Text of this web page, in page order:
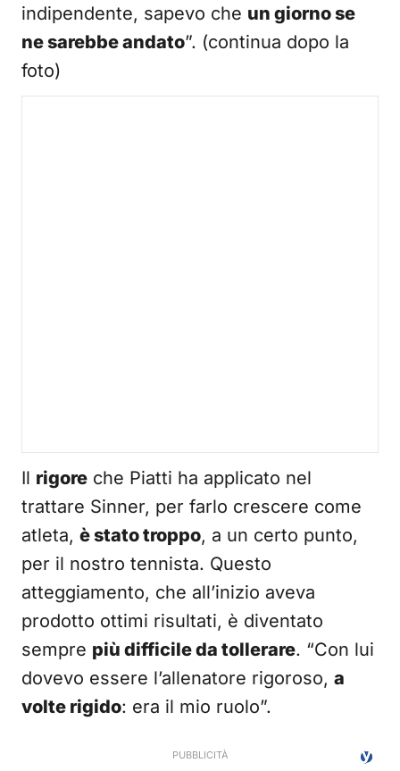
indipendente, sapevo che un giorno se
ne sarebbe andato”. (continua dopo la
foto)
Il rigore che Piatti ha applicato nel
trattare Sinner, per farlo crescere come
atleta, è stato troppo, a un certo punto,
per il nostro tennista. Questo
atteggiamento, che all’inizio aveva
prodotto ottimi risultati, è diventato
sempre più difficile da tollerare. “Con lui
dovevo essere l’allenatore rigoroso, a
volte rigido: era il mio ruolo”.